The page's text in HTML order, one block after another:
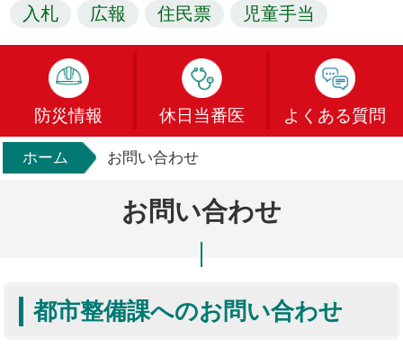
入札 広報 住民票 児童手当
防災情報 休日当番医 よくある質問
ホーム お問い合わせ
お問い合わせ
都市整備課へのお問い合わせ